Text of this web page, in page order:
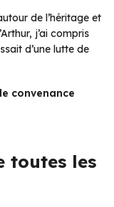
de l’héritage et
j’ai compris
d’une lutte de
convenance
toutes les